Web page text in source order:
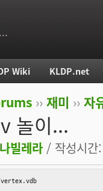
›› 재미 ›› 자
놀이...
나빌레라 / 작성시
Wiki KLDP.net